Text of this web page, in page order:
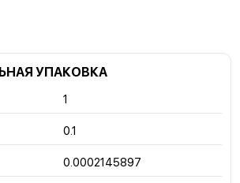
УПАКОВКА
1
0.1
0.0002145897